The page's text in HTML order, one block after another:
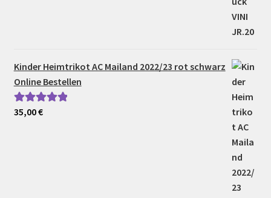
Kinder Heimtrikot AC Mailand 2022/23 rot schwarz
Online Bestellen
Bewertet mit
35,00€